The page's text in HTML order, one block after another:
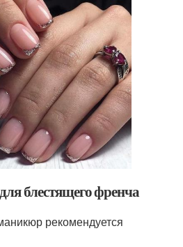
блестящего френча
рекомендуется